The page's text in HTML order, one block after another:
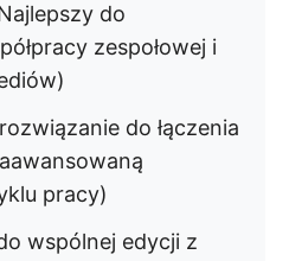
do
zespołowej i
do łączenia
pracy)
wspólnej edycji z